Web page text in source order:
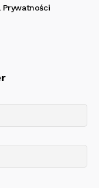
Prywatności